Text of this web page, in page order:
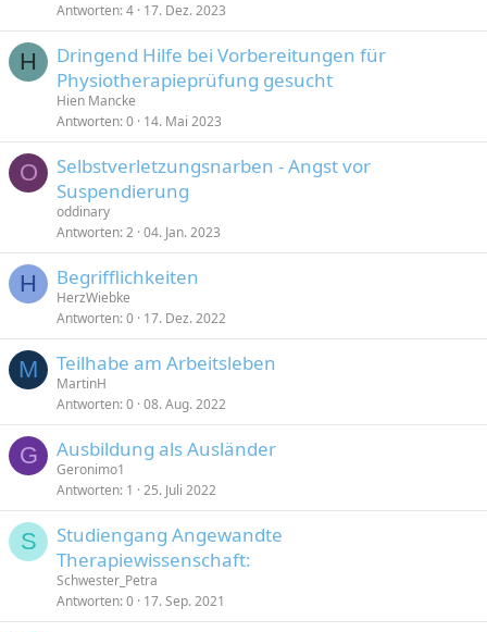
Antworten 4 17. Dez. 2023
H
Dringend Hilfe bei Vorbereitungen für
Physiotherapieprüfung gesucht
Hien Mancke
Antworten 0 14. Mai 2023
O
Selbstverletzungsnarben - Angst vor
Suspendierung
oddinary
Antworten 2 04. Jan. 2023
H Begrifflichkeiten
HerzWiebke
Antworten 0 17. Dez. 2022
M Teilhabe am Arbeitsleben
MartinH
Antworten 0 08. Aug. 2022
G Ausbildung als Ausländer
Geronimo1
Antworten 1 25. Juli 2022
S
Studiengang Angewandte
Therapiewissenschaft:
Schwester_Petra
Antworten 0 17. Sep. 2021